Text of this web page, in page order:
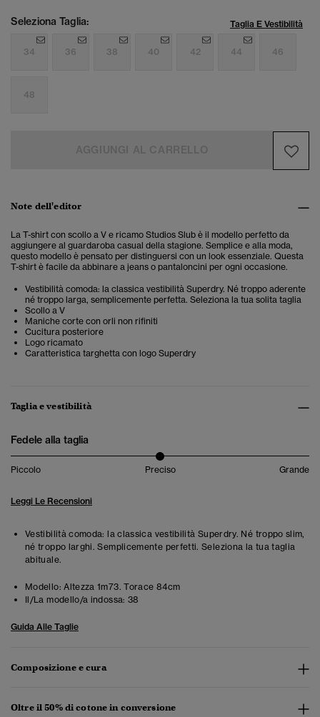
Seleziona Taglia: Taglia E Vestibilità
34 36 38 40 42 44 46
48
Note dell'editor
La T-shirt con scollo a V e ricamo Studios Slub è il modello perfetto da
aggiungere al guardaroba casual della stagione. Semplice e alla moda,
questo modello è pensato per distinguersi con un look essenziale. Questa
T-shirt è facile da abbinare a jeans o pantaloncini per ogni occasione.
Vestibilità comoda: la classica vestibilità Superdry. Né troppo aderente
né troppo larga, semplicemente perfetta. Seleziona la tua solita taglia
Scollo a V
Maniche corte con orli non rifiniti
Cucitura posteriore
Logo ricamato
Caratteristica targhetta con logo Superdry
Taglia e vestibilità
Fedele alla taglia
Piccolo Preciso Grande
Leggi Le Recensioni
Vestibilità comoda: la classica vestibilità Superdry. Né troppo slim,
né troppo larghi. Semplicemente perfetti. Seleziona la tua taglia
abituale.
Modello: Altezza 1m73. Torace 84cm
Il/La modello/a indossa: 38
Guida Alle Taglie
Composizione e cura
Oltre il 50% di cotone in conversione